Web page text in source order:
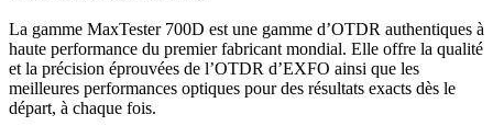
La gamme MaxTester 700D est une gamme d’OTDR authentiques à
haute performance du premier fabricant mondial. Elle offre la qualité
et la précision éprouvées de l’OTDR d’EXFO ainsi que les
meilleures performances optiques pour des résultats exacts dès le
départ, à chaque fois.